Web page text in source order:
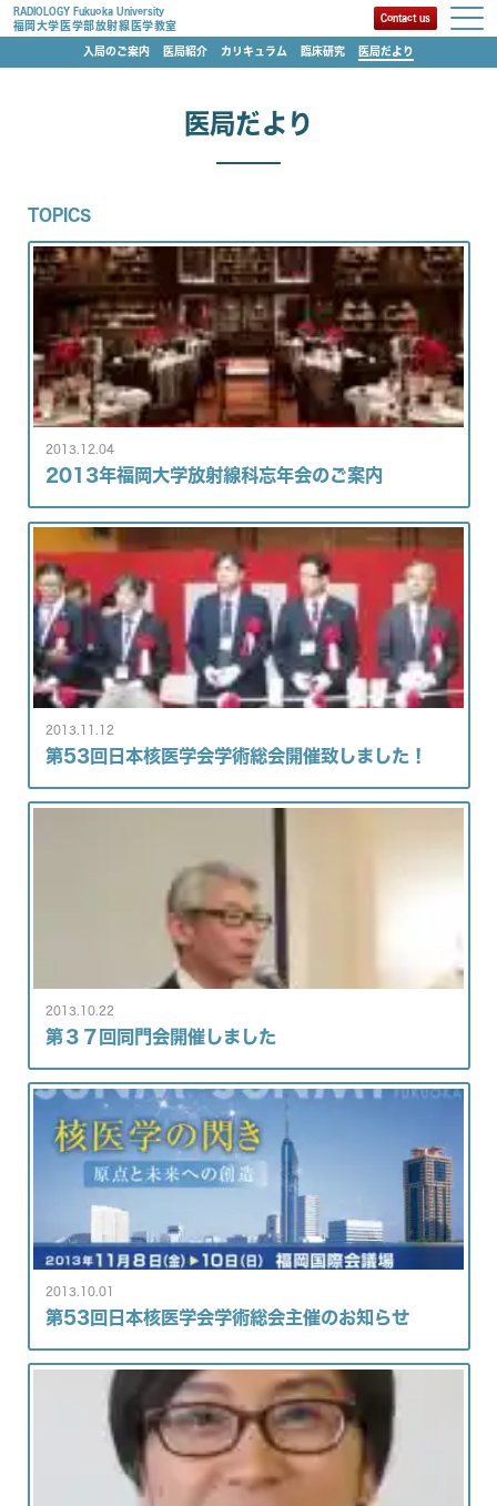
RADIOLOGY Fukuoka University
福岡大学医学部放射線医学教室
Contact us
入局のご案内 医局紹介 カリキュラム 臨床研究 医局だより
入局のご案内
医局だより
TOPICS
2013.12.04
2013年福岡大学放射線科忘年会のご案内
2013.11.12
第53回日本核医学会学術総会開催致しました！
2013.10.22
第３７回同門会開催しました
2013.10.01
第53回日本核医学会学術総会主催のお知らせ